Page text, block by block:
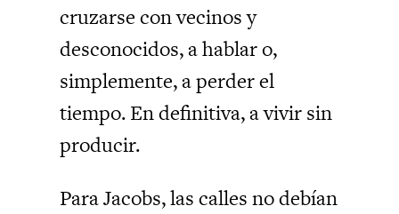
cruzarse con vecinos y
desconocidos, a hablar o,
simplemente, a perder el
tiempo. En definitiva, a vivir sin
producir.
Para Jacobs, las calles no debían